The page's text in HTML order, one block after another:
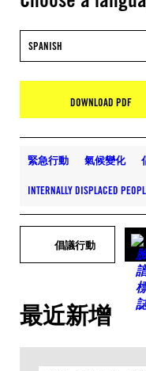
SPANISH
DOWNLOAD PDF
緊急行動 氣候變化
INTERNALLY DISPLACED
倡議行動
最近新增